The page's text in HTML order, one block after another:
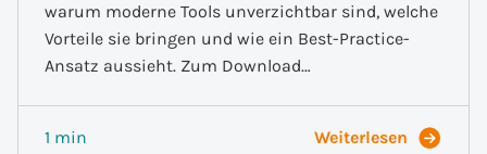
warum moderne Tools unverzichtbar sind, welche
Vorteile sie bringen und wie ein Best-Practice-
Ansatz aussieht. Zum Download…
1 min Weiterlesen